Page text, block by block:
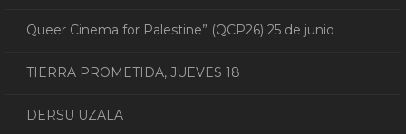
Queer Cinema for Palestine” (QCP26) 25 de junio
TIERRA PROMETIDA, JUEVES 18
DERSU UZALA